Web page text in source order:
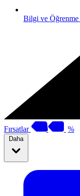
Bilgi ve Öğrenme
Fırsatlar %
Daha